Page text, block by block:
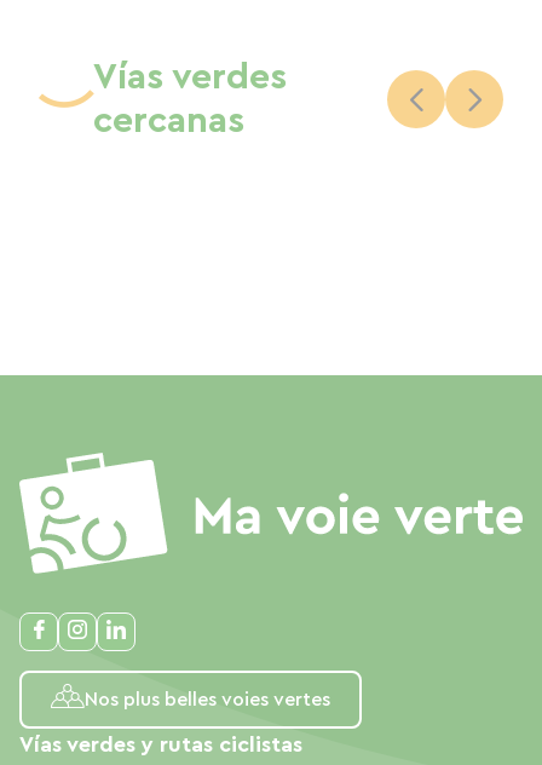
Vías verdes
cercanas
Nos plus belles voies vertes
Vías verdes y rutas ciclistas